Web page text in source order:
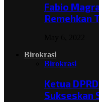
Fabio
Remehkan
Birokrasi
Birokrasi
Ketua
Sukseskan